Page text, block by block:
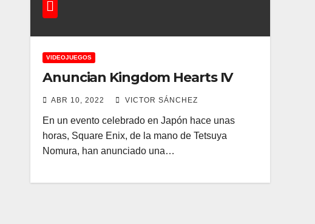
VIDEOJUEGOS
Anuncian Kingdom Hearts IV
ABR 10, 2022 VICTOR SÁNCHEZ
En un evento celebrado en Japón hace unas
horas, Square Enix, de la mano de Tetsuya
Nomura, han anunciado una…